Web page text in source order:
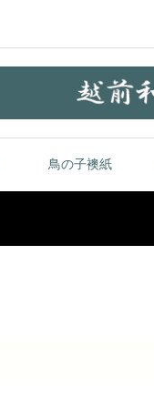
鳥の子襖紙